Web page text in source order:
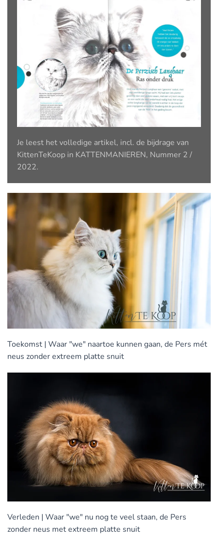
Je leest het volledige artikel, incl. de bijdrage van
KittenTeKoop in KATTENMANIEREN, Nummer 2 /
2022.
Toekomst | Waar "we" naartoe kunnen gaan, de Pers mét
neus zonder extreem platte snuit
Verleden | Waar "we" nu nog te veel staan, de Pers
zonder neus met extreem platte snuit